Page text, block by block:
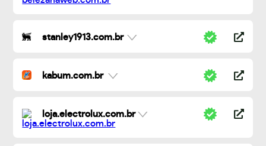
stanley1913.com.br
kabum.com.br
loja.electrolux.com.br